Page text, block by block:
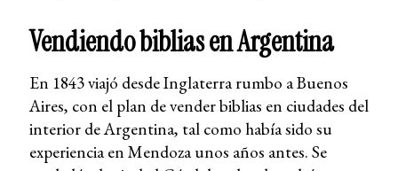
Vendiendo biblias en Argentina
En 1843 viajó desde Inglaterra rumbo a Buenos
Aires, con el plan de vender biblias en ciudades del
interior de Argentina, tal como había sido su
experiencia en Mendoza unos años antes. Se